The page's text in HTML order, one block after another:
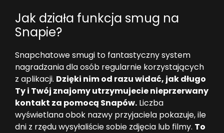
Jak działa funkcja smug na
Snapie?
Snapchatowe smugi to fantastyczny system
nagradzania dla osób regularnie korzystających
z aplikacji. Dzięki nim od razu widać, jak długo
Ty i Twój znajomy utrzymujecie nieprzerwany
kontakt za pomocą Snapów. Liczba
wyświetlana obok nazwy przyjaciela pokazuje, ile
dni z rzędu wysyłaliście sobie zdjęcia lub filmy. To